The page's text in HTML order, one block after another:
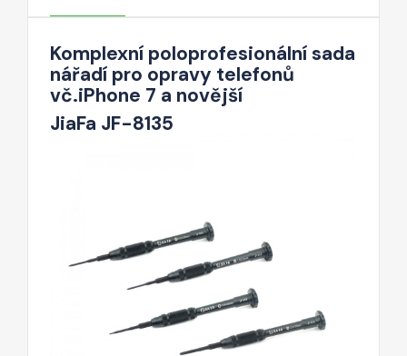
Komplexní poloprofesionální sada
nářadí pro opravy telefonů
vč.iPhone 7 a novější
JiaFa JF-8135